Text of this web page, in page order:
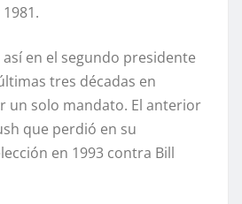
en el segundo presidente
tres décadas en
un solo mandato. El anterior
que perdió en su
en 1993 contra Bill